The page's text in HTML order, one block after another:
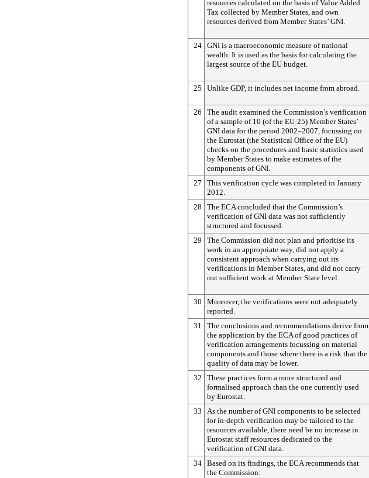
resources calculated on the basis of Value Added
Tax collected by Member States, and own
resources derived from Member States’ GNI.
24 GNI is a macroeconomic measure of national
wealth. It is used as the basis for calculating the
largest source of the EU budget.
25
Unlike GDP, it includes net income from abroad.
26
The audit examined the Commission’s verification
of a sample of 10 (of the EU-25) Member States’
GNI data for the period 2002–2007, focussing on
the Eurostat (the Statistical Office of the EU)
checks on the procedures and basic statistics used
by Member States to make estimates of the
components of GNI.
27
This verification cycle was completed in January
2012.
28
The ECA concluded that the Commission’s
verification of GNI data was not sufficiently
structured and focussed.
29
The Commission did not plan and prioritise its
work in an appropriate way, did not apply a
consistent approach when carrying out its
verifications in Member States, and did not carry
out sufficient work at Member State level.
30
Moreover, the verifications were not adequately
reported.
31
The conclusions and recommendations derive from
the application by the ECA of good practices of
verification arrangements focussing on material
components and those where there is a risk that the
quality of data may be lower.
32
These practices form a more structured and
formalised approach than the one currently used
by Eurostat.
33
As the number of GNI components to be selected
for in-depth verification may be tailored to the
resources available, there need be no increase in
Eurostat staff resources dedicated to the
verification of GNI data.
34 Based on its findings, the ECA recommends that
the Commission: